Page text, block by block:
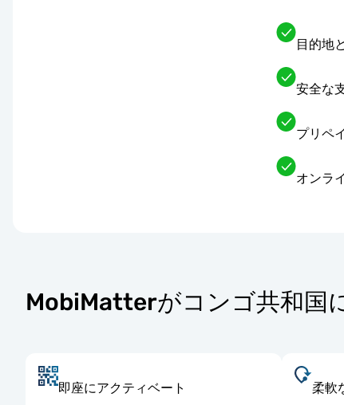
目的地
安全な
プリペ
オンラ
MobiMatterがコンゴ共和国
即座にアクティベート 柔軟